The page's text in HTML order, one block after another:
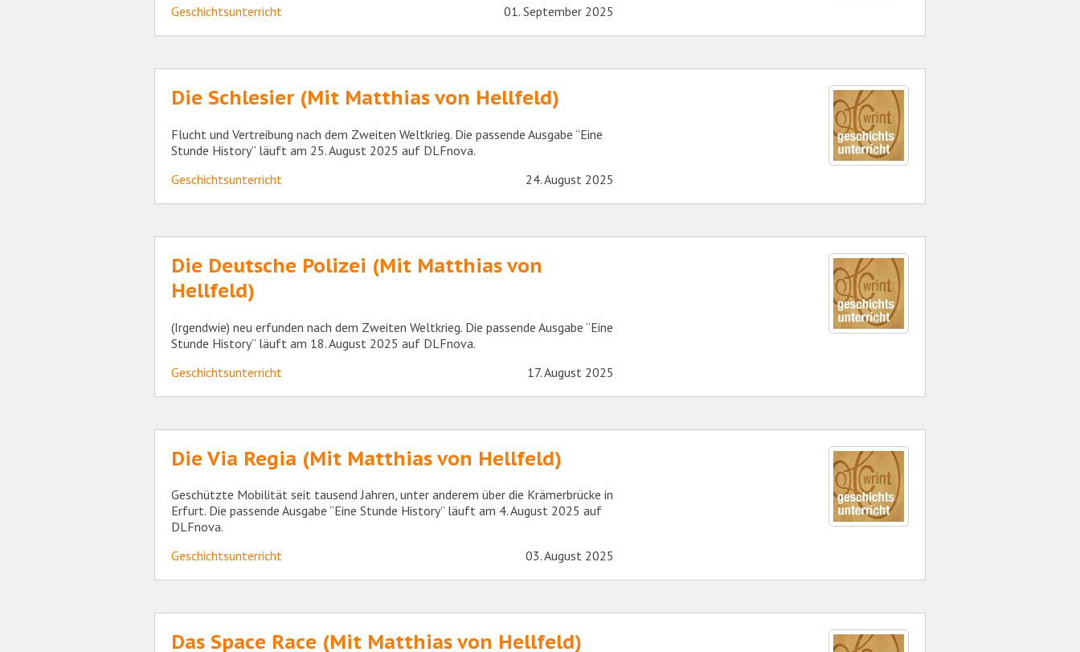
Geschichtsunterricht
01. September 2025
Die Schlesier (Mit Matthias von Hellfeld)
Flucht und Vertreibung nach dem Zweiten Weltkrieg. Die passende Ausgabe “Eine
Stunde History” läuft am 25. August 2025 auf DLFnova.
Geschichtsunterricht
24. August 2025
Die Deutsche Polizei (Mit Matthias von
Hellfeld)
(Irgendwie) neu erfunden nach dem Zweiten Weltkrieg. Die passende Ausgabe “Eine
Stunde History” läuft am 18. August 2025 auf DLFnova.
Geschichtsunterricht
17. August 2025
Die Via Regia (Mit Matthias von Hellfeld)
Geschützte Mobilität seit tausend Jahren, unter anderem über die Krämerbrücke in
Erfurt. Die passende Ausgabe “Eine Stunde History” läuft am 4. August 2025 auf
DLFnova.
Geschichtsunterricht
03. August 2025
Das Space Race (Mit Matthias von Hellfeld)